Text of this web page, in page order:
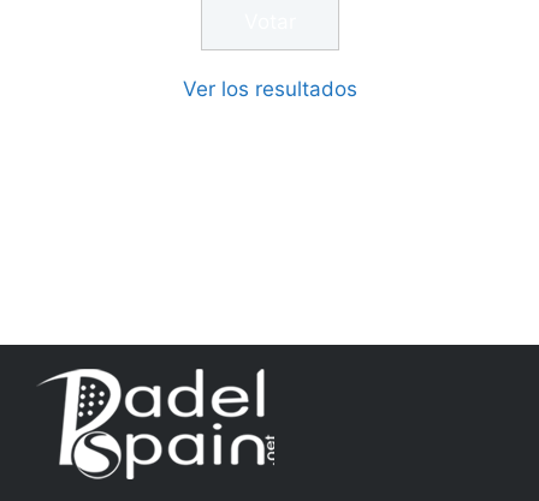
Ver los resultados